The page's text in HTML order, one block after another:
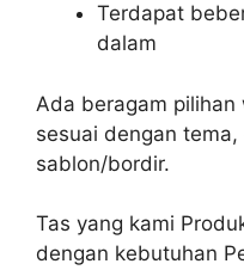
Terdapat
dalam
Ada beragam
sesuai dengan
sablon/bordir.
Tas yang kami
dengan kebutuhan